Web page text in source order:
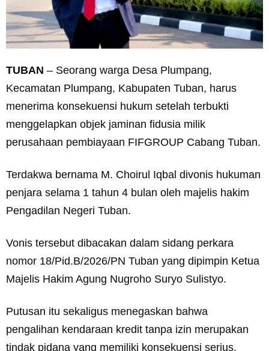
TUBAN – Seorang warga Desa Plumpang,
Kecamatan Plumpang, Kabupaten Tuban, harus
menerima konsekuensi hukum setelah terbukti
menggelapkan objek jaminan fidusia milik
perusahaan pembiayaan FIFGROUP Cabang Tuban.
Terdakwa bernama M. Choirul Iqbal divonis hukuman
penjara selama 1 tahun 4 bulan oleh majelis hakim
Pengadilan Negeri Tuban.
Vonis tersebut dibacakan dalam sidang perkara
nomor 18/Pid.B/2026/PN Tuban yang dipimpin Ketua
Majelis Hakim Agung Nugroho Suryo Sulistyo.
Putusan itu sekaligus menegaskan bahwa
pengalihan kendaraan kredit tanpa izin merupakan
tindak pidana yang memiliki konsekuensi serius.